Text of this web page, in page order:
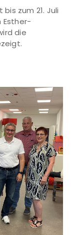
zum 21. Juli
Esther-
die